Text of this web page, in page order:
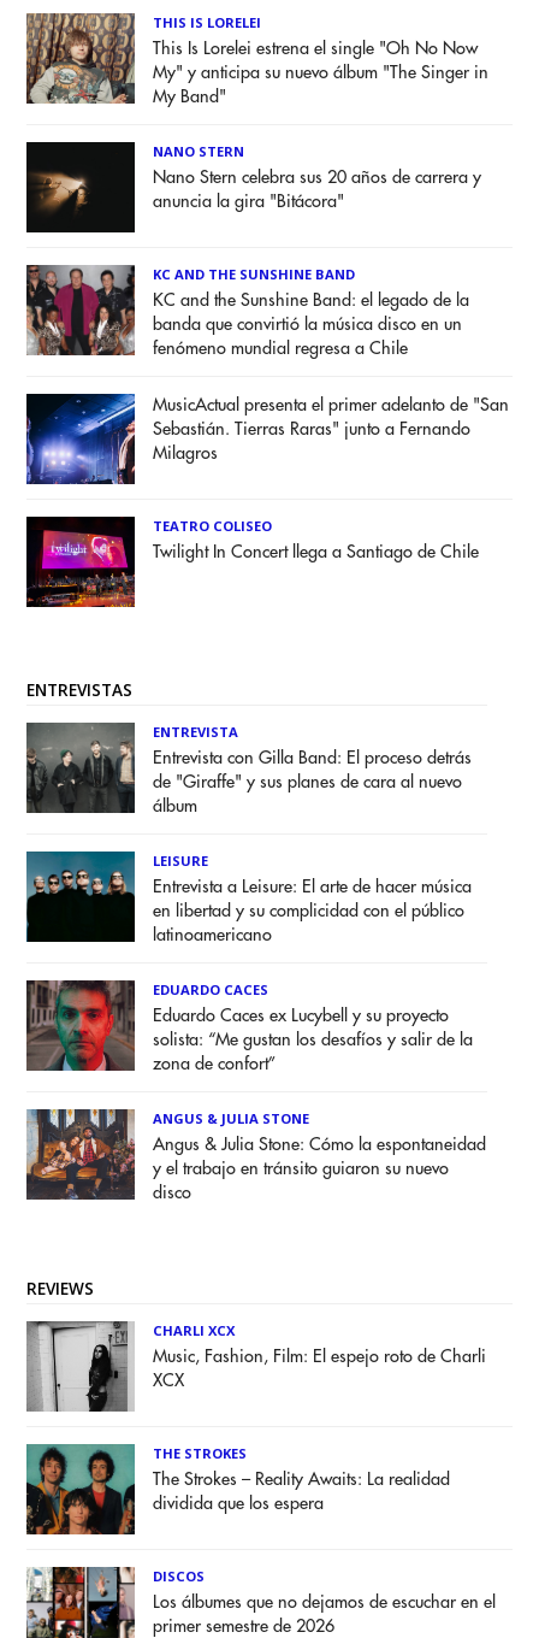
THIS IS LORELEI
This Is Lorelei estrena el single "Oh No Now
My" y anticipa su nuevo álbum "The Singer in
My Band"
NANO STERN
Nano Stern celebra sus 20 años de carrera y
anuncia la gira "Bitácora"
KC AND THE SUNSHINE BAND
KC and the Sunshine Band: el legado de la
banda que convirtió la música disco en un
fenómeno mundial regresa a Chile
MusicActual presenta el primer adelanto de "San
Sebastián. Tierras Raras" junto a Fernando
Milagros
TEATRO COLISEO
Twilight In Concert llega a Santiago de Chile
ENTREVISTAS
ENTREVISTA
Entrevista con Gilla Band: El proceso detrás
de "Giraffe" y sus planes de cara al nuevo
álbum
LEISURE
Entrevista a Leisure: El arte de hacer música
en libertad y su complicidad con el público
latinoamericano
EDUARDO CACES
Eduardo Caces ex Lucybell y su proyecto
solista: “Me gustan los desafíos y salir de la
zona de confort”
ANGUS & JULIA STONE
Angus & Julia Stone: Cómo la espontaneidad
y el trabajo en tránsito guiaron su nuevo
disco
REVIEWS
CHARLI XCX
Music, Fashion, Film: El espejo roto de Charli
XCX
THE STROKES
The Strokes – Reality Awaits: La realidad
dividida que los espera
DISCOS
Los álbumes que no dejamos de escuchar en el
primer semestre de 2026